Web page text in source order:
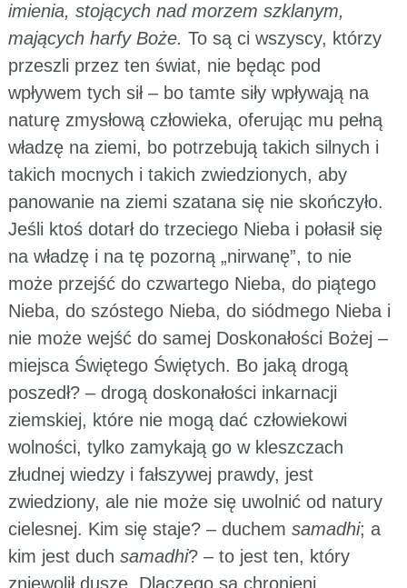
imienia, stojących nad morzem szklanym,
mających harfy Boże. To są ci wszyscy, którzy
przeszli przez ten świat, nie będąc pod
wpływem tych sił – bo tamte siły wpływają na
naturę zmysłową człowieka, oferując mu pełną
władzę na ziemi, bo potrzebują takich silnych i
takich mocnych i takich zwiedzionych, aby
panowanie na ziemi szatana się nie skończyło.
Jeśli ktoś dotarł do trzeciego Nieba i połasił się
na władzę i na tę pozorną „nirwanę”, to nie
może przejść do czwartego Nieba, do piątego
Nieba, do szóstego Nieba, do siódmego Nieba i
nie może wejść do samej Doskonałości Bożej –
miejsca Świętego Świętych. Bo jaką drogą
poszedł? – drogą doskonałości inkarnacji
ziemskiej, które nie mogą dać człowiekowi
wolności, tylko zamykają go w kleszczach
złudnej wiedzy i fałszywej prawdy, jest
zwiedziony, ale nie może się uwolnić od natury
cielesnej. Kim się staje? – duchem samadhi; a
kim jest duch samadhi? – to jest ten, który
zniewolił duszę. Dlaczego są chronieni